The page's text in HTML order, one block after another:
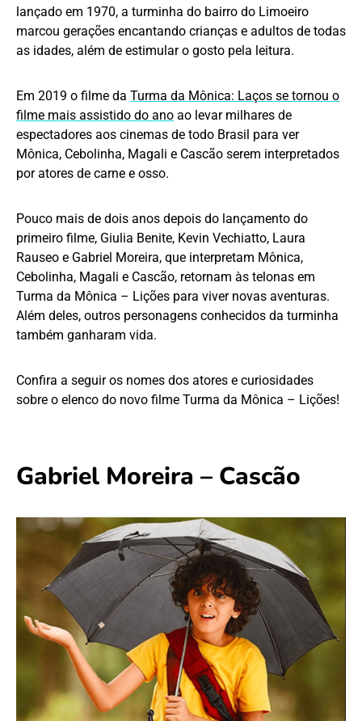
lançado em 1970, a turminha do bairro do Limoeiro
marcou gerações encantando crianças e adultos de todas
as idades, além de estimular o gosto pela leitura.
Em 2019 o filme da Turma da Mônica: Laços se tornou o
filme mais assistido do ano ao levar milhares de
espectadores aos cinemas de todo Brasil para ver
Mônica, Cebolinha, Magali e Cascão serem interpretados
por atores de carne e osso.
Pouco mais de dois anos depois do lançamento do
primeiro filme, Giulia Benite, Kevin Vechiatto, Laura
Rauseo e Gabriel Moreira, que interpretam Mônica,
Cebolinha, Magali e Cascão, retornam às telonas em
Turma da Mônica – Lições para viver novas aventuras.
Além deles, outros personagens conhecidos da turminha
também ganharam vida.
Confira a seguir os nomes dos atores e curiosidades
sobre o elenco do novo filme Turma da Mônica – Lições!
Gabriel Moreira – Cascão